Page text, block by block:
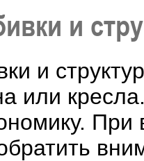
и
и
или